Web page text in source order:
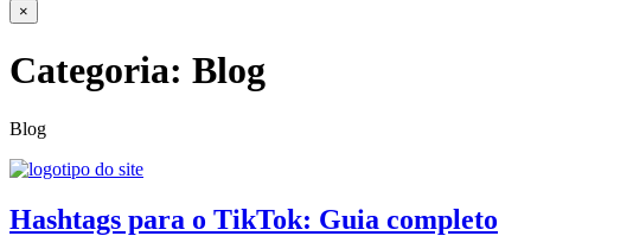
×
Categoria: Blog
Blog
Hashtags para o TikTok: Guia completo